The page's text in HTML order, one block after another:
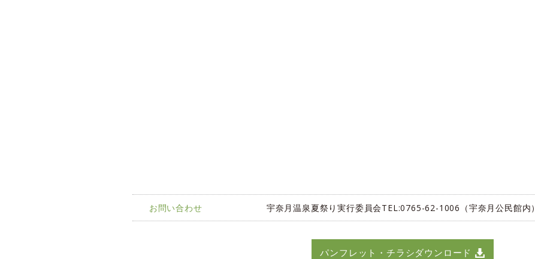
お問い合わせ 宇奈月温泉夏祭り実行委員会TEL:0765-62-1006（宇奈月公民館内）
パンフレット・チラシダウンロード